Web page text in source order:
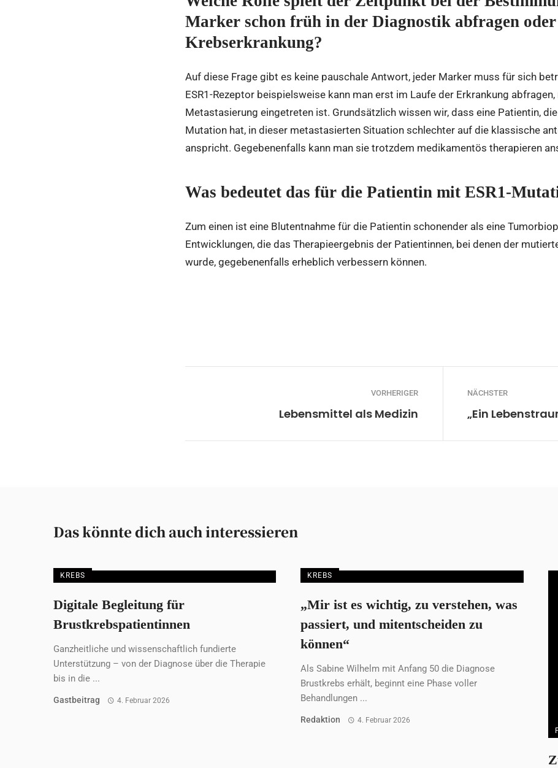
Marker schon früh in der Diagnostik abfragen
Krebserkrankung?
Auf diese Frage gibt es keine pauschale Antwort, jeder Marker muss für sich
ESR1-Rezeptor beispielsweise kann man erst im Laufe der Erkrankung
Metastasierung eingetreten ist. Grundsätzlich wissen wir, dass eine Patientin,
Mutation hat, in dieser metastasierten Situation schlechter auf die klassische
anspricht. Gegebenenfalls kann man sie trotzdem medikamentös therapieren
Was bedeutet das für die Patientin mit ESR1-
Zum einen ist eine Blutentnahme für die Patientin schonender als eine
Entwicklungen, die das Therapieergebnis der Patientinnen, bei denen der
wurde, gegebenenfalls erheblich verbessern können.
VORHERIGER
Lebensmittel als Medizin
NÄCHSTER
„Ein
Das könnte dich auch interessieren
KREBS
Digitale Begleitung für
Brustkrebspatientinnen
Ganzheitliche und wissenschaftlich fundierte
Unterstützung – von der Diagnose über die Therapie
bis in die ...
Gastbeitrag 4. Februar 2026
KREBS
„Mir ist es wichtig, zu verstehen, was
passiert, und mitentscheiden zu
können“
Als Sabine Wilhelm mit Anfang 50 die Diagnose
Brustkrebs erhält, beginnt eine Phase voller
Behandlungen ...
Redaktion 4. Februar 2026